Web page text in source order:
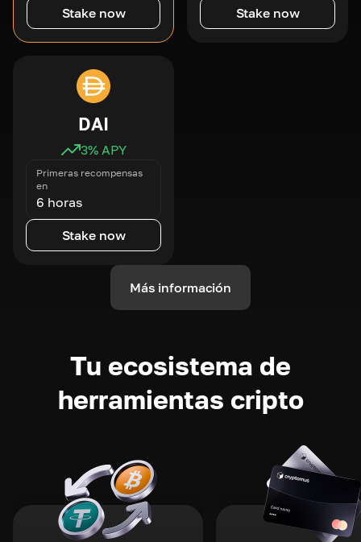
Stake now Stake now
DAI
3% APY
Primeras recompensas
en
6 horas
Stake now
Más información
Tu ecosistema de
herramientas cripto